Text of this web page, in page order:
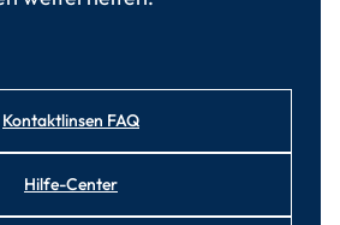
Kontaktlinsen FAQ
Hilfe-Center